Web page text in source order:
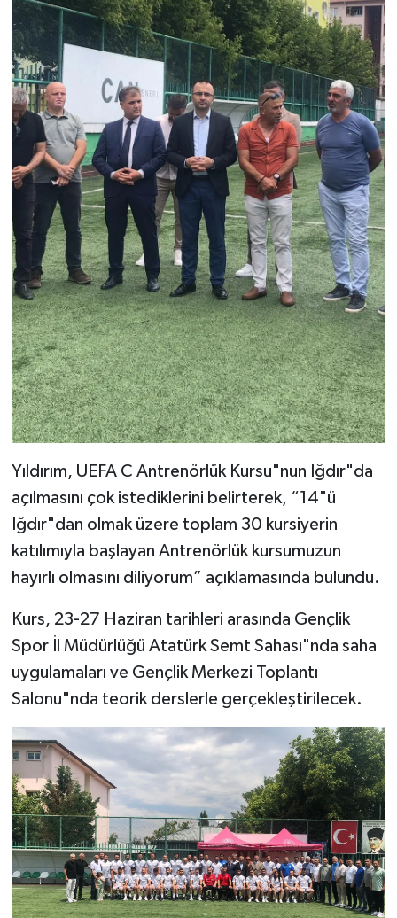
Yıldırım, UEFA C Antrenörlük Kursu"nun Iğdır"da
açılmasını çok istediklerini belirterek, “14"ü
Iğdır"dan olmak üzere toplam 30 kursiyerin
katılımıyla başlayan Antrenörlük kursumuzun
hayırlı olmasını diliyorum” açıklamasında bulundu.
Kurs, 23-27 Haziran tarihleri arasında Gençlik
Spor İl Müdürlüğü Atatürk Semt Sahası"nda saha
uygulamaları ve Gençlik Merkezi Toplantı
Salonu"nda teorik derslerle gerçekleştirilecek.